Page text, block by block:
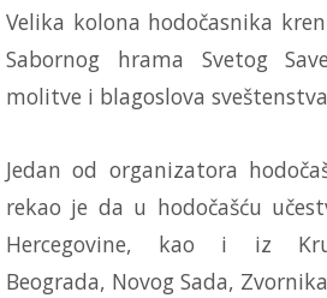
Velika kolona hodočasnika
Sabornog hrama Svetog
molitve i blagoslova
Jedan od organizatora
rekao je da u hodočašću
Hercegovine, kao i iz
Beograda, Novog Sada,